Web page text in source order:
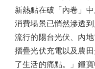
新熱點在破「內卷」
消費場景已悄然滲透
流行的陽台光伏、內
摺疊光伏充電以及農
了生活的痛點。」鍾